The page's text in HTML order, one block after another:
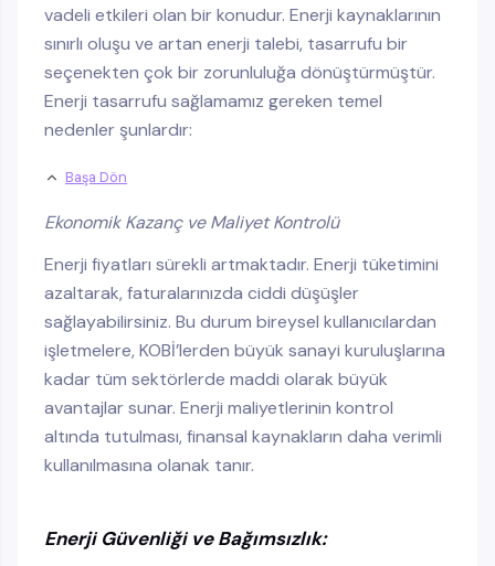
vadeli etkileri olan bir konudur. Enerji kaynaklarının
sınırlı oluşu ve artan enerji talebi, tasarrufu bir
seçenekten çok bir zorunluluğa dönüştürmüştür.
Enerji tasarrufu sağlamamız gereken temel
nedenler şunlardır:
Başa Dön
Ekonomik Kazanç ve Maliyet Kontrolü
Enerji fiyatları sürekli artmaktadır. Enerji tüketimini
azaltarak, faturalarınızda ciddi düşüşler
sağlayabilirsiniz. Bu durum bireysel kullanıcılardan
işletmelere, KOBİ’lerden büyük sanayi kuruluşlarına
kadar tüm sektörlerde maddi olarak büyük
avantajlar sunar. Enerji maliyetlerinin kontrol
altında tutulması, finansal kaynakların daha verimli
kullanılmasına olanak tanır.
Enerji Güvenliği ve Bağımsızlık: